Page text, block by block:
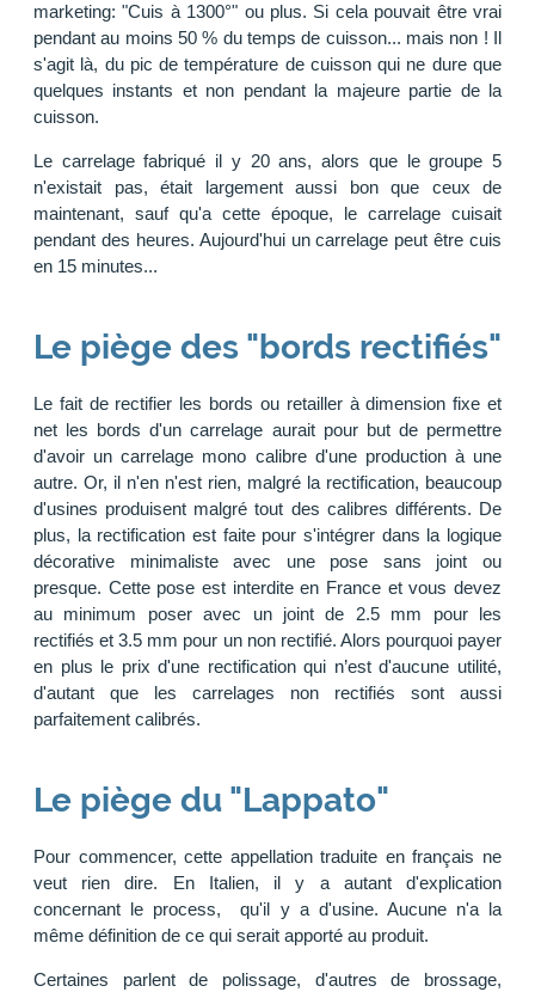
marketing: "Cuis à 1300°" ou plus. Si cela pouvait être vrai
pendant au moins 50 % du temps de cuisson... mais non ! Il
s'agit là, du pic de température de cuisson qui ne dure que
quelques instants et non pendant la majeure partie de la
cuisson.
Le carrelage fabriqué il y 20 ans, alors que le groupe 5
n'existait pas, était largement aussi bon que ceux de
maintenant, sauf qu'a cette époque, le carrelage cuisait
pendant des heures. Aujourd'hui un carrelage peut être cuis
en 15 minutes...
Le piège des "bords rectifiés"
Le fait de rectifier les bords ou retailler à dimension fixe et
net les bords d'un carrelage aurait pour but de permettre
d'avoir un carrelage mono calibre d'une production à une
autre. Or, il n'en n'est rien, malgré la rectification, beaucoup
d'usines produisent malgré tout des calibres différents. De
plus, la rectification est faite pour s'intégrer dans la logique
décorative minimaliste avec une pose sans joint ou
presque. Cette pose est interdite en France et vous devez
au minimum poser avec un joint de 2.5 mm pour les
rectifiés et 3.5 mm pour un non rectifié. Alors pourquoi payer
en plus le prix d'une rectification qui n’est d'aucune utilité,
d'autant que les carrelages non rectifiés sont aussi
parfaitement calibrés.
Le piège du "Lappato"
Pour commencer, cette appellation traduite en français ne
veut rien dire. En Italien, il y a autant d'explication
concernant le process, qu'il y a d'usine. Aucune n'a la
même définition de ce qui serait apporté au produit.
Certaines parlent de polissage, d'autres de brossage,